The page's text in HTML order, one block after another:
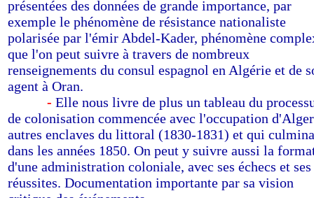
présentées des données de grande importance, par
exemple le phénomène de résistance nationaliste
polarisée par l'émir Abdel-Kader, phénomène
que l'on peut suivre à travers de nombreux
renseignements du consul espagnol en Algérie et de
agent à Oran.
- Elle nous livre de plus un tableau du
de colonisation commencée avec l'occupation
autres enclaves du littoral (1830-1831) et qui culmina
dans les années 1850. On peut y suivre aussi la
d'une administration coloniale, avec ses échecs et ses
réussites. Documentation importante par sa vision